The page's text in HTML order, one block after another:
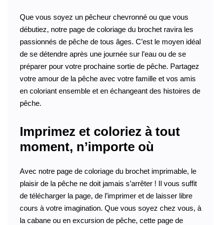
Que vous soyez un pêcheur chevronné ou que vous
débutiez, notre page de coloriage du brochet ravira les
passionnés de pêche de tous âges. C’est le moyen idéal
de se détendre après une journée sur l’eau ou de se
préparer pour votre prochaine sortie de pêche. Partagez
votre amour de la pêche avec votre famille et vos amis
en coloriant ensemble et en échangeant des histoires de
pêche.
Imprimez et coloriez à tout
moment, n’importe où
Avec notre page de coloriage du brochet imprimable, le
plaisir de la pêche ne doit jamais s’arrêter ! Il vous suffit
de télécharger la page, de l’imprimer et de laisser libre
cours à votre imagination. Que vous soyez chez vous, à
la cabane ou en excursion de pêche, cette page de